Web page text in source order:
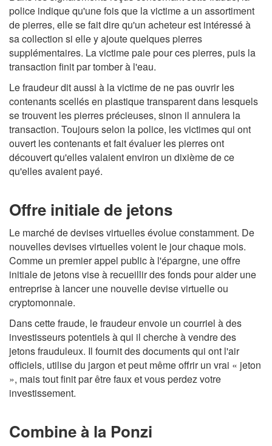
police indique qu'une fois que la victime a un assortiment
de pierres, elle se fait dire qu'un acheteur est intéressé à
sa collection si elle y ajoute quelques pierres
supplémentaires. La victime paie pour ces pierres, puis la
transaction finit par tomber à l'eau.
Le fraudeur dit aussi à la victime de ne pas ouvrir les
contenants scellés en plastique transparent dans lesquels
se trouvent les pierres précieuses, sinon il annulera la
transaction. Toujours selon la police, les victimes qui ont
ouvert les contenants et fait évaluer les pierres ont
découvert qu'elles valaient environ un dixième de ce
qu'elles avaient payé.
Offre initiale de jetons
Le marché de devises virtuelles évolue constamment. De
nouvelles devises virtuelles voient le jour chaque mois.
Comme un premier appel public à l'épargne, une offre
initiale de jetons vise à recueillir des fonds pour aider une
entreprise à lancer une nouvelle devise virtuelle ou
cryptomonnaie.
Dans cette fraude, le fraudeur envoie un courriel à des
investisseurs potentiels à qui il cherche à vendre des
jetons frauduleux. Il fournit des documents qui ont l'air
officiels, utilise du jargon et peut même offrir un vrai « jeton
», mais tout finit par être faux et vous perdez votre
investissement.
Combine à la Ponzi